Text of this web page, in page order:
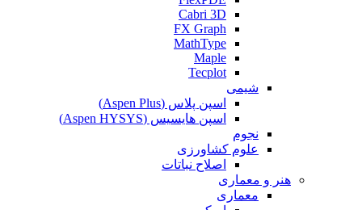
Cabri 3D
FX Graph
MathType
Maple
Tecplot
شیمی
اسپن پلاس (Aspen Plus)
اسپن هایسیس (Aspen HYSYS)
نجوم
علوم کشاورزی
اصلاح نباتات
هنر و معماری
معماری